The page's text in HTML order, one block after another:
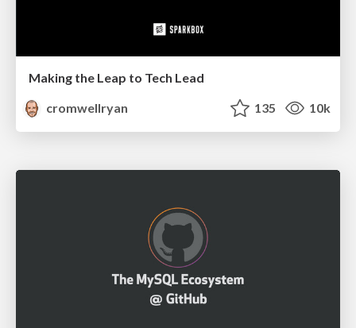
Making the Leap to Tech Lead
cromwellryan
135 10k